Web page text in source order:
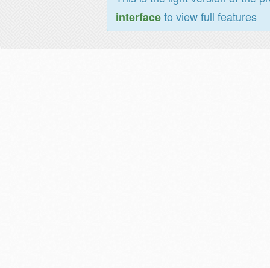
interfaceto view full features